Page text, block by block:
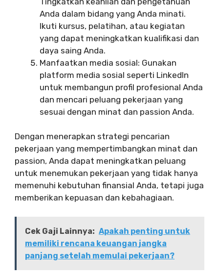
Anda dalam bidang yang Anda minati.
Ikuti kursus, pelatihan, atau kegiatan
yang dapat meningkatkan kualifikasi dan
daya saing Anda.
Manfaatkan media sosial: Gunakan
platform media sosial seperti LinkedIn
untuk membangun profil profesional Anda
dan mencari peluang pekerjaan yang
sesuai dengan minat dan passion Anda.
Dengan menerapkan strategi pencarian
pekerjaan yang mempertimbangkan minat dan
passion, Anda dapat meningkatkan peluang
untuk menemukan pekerjaan yang tidak hanya
memenuhi kebutuhan finansial Anda, tetapi juga
memberikan kepuasan dan kebahagiaan.
Cek Gaji Lainnya: Apakah penting untuk
memiliki rencana keuangan jangka
panjang setelah memulai pekerjaan?